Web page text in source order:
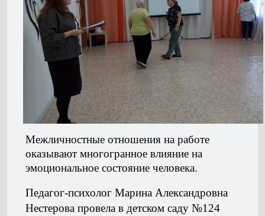
Межличностные отношения на работе
оказывают многогранное влияние на
эмоциональное состояние человека.
Педагог-психолог Марина Александровна
Нестерова провела в детском саду №124